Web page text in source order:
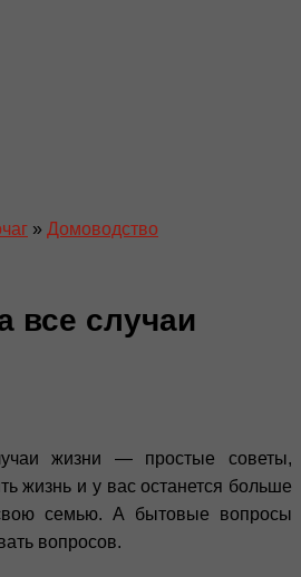
» Домоводство
все случаи
жизни — простые советы,
жизнь и у вас останется больше
семью. А бытовые вопросы
вопросов.